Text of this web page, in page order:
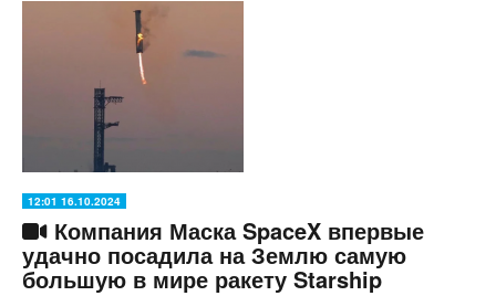
12:01 16.10.2024
Компания Маска SpaceX впервые
удачно посадила на Землю самую
большую в мире ракету Starship